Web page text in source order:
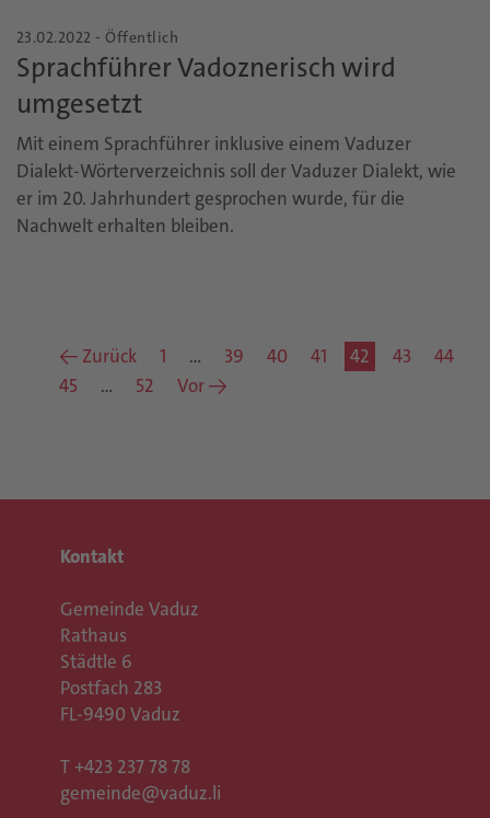
23.02.2022 - Öffentlich
Sprachführer Vadoznerisch wird
umgesetzt
Mit einem Sprachführer inklusive einem Vaduzer
Dialekt-Wörterverzeichnis soll der Vaduzer Dialekt, wie
er im 20. Jahrhundert gesprochen wurde, für die
Nachwelt erhalten bleiben.
← Zurück 1 … 39 40 41 42 43
44
45
… 52 Vor →
Kontakt
Gemeinde Vaduz
Rathaus
Städtle 6
Postfach 283
FL-9490 Vaduz
T +423 237 78 78
gemeinde@vaduz.li